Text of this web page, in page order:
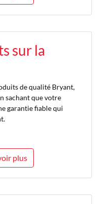
sur la
de qualité Bryant,
sachant que votre
garantie fiable qui
plus